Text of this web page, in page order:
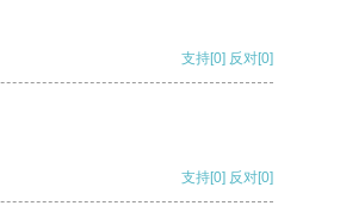
支持[0] 反对[0]
支持[0] 反对[0]